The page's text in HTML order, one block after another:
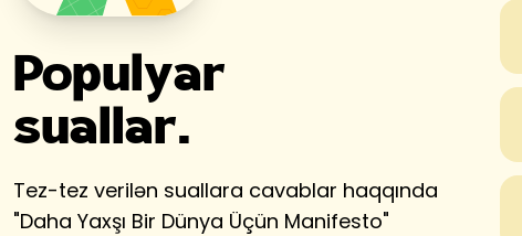
Populyar
suallar.
Tez-tez verilən suallara cavablar haqqında
"Daha Yaxşı Bir Dünya Üçün Manifesto"